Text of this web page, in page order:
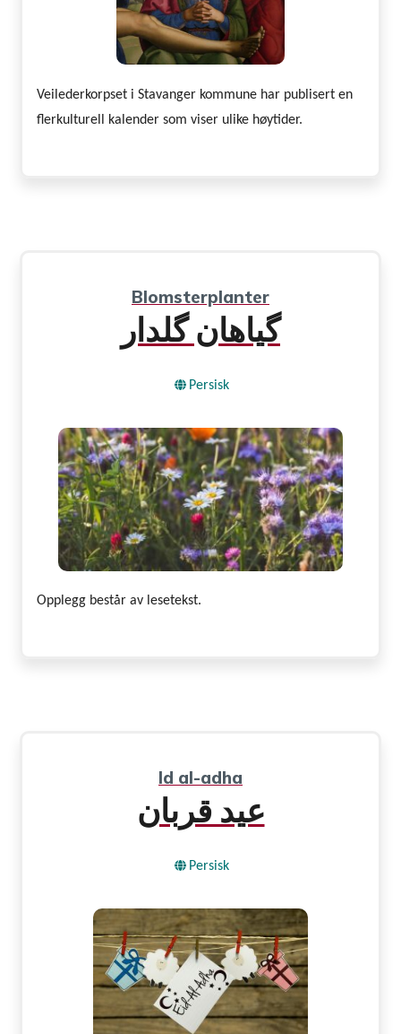
Veilederkorpset i Stavanger kommune har publisert en
flerkulturell kalender som viser ulike høytider.
Blomsterplanter
گیاهان گلدار
Persisk
Opplegg består av lesetekst.
Id al-adha
عید قربان
Persisk